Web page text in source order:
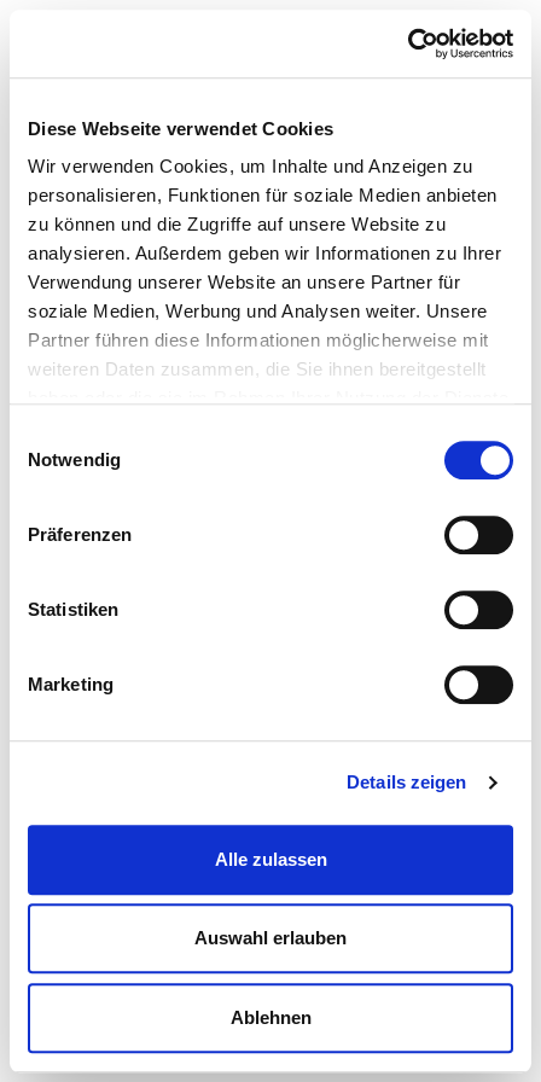
Diese Webseite verwendet Cookies
Wir verwenden Cookies, um Inhalte und Anzeigen zu
personalisieren, Funktionen für soziale Medien anbieten
zu können und die Zugriffe auf unsere Website zu
analysieren. Außerdem geben wir Informationen zu Ihrer
Verwendung unserer Website an unsere Partner für
soziale Medien, Werbung und Analysen weiter. Unsere
Partner führen diese Informationen möglicherweise mit
weiteren Daten zusammen, die Sie ihnen bereitgestellt
Notwendig
Präferenzen
Statistiken
Marketing
Details zeigen
Alle zulassen
Auswahl erlauben
Ablehnen